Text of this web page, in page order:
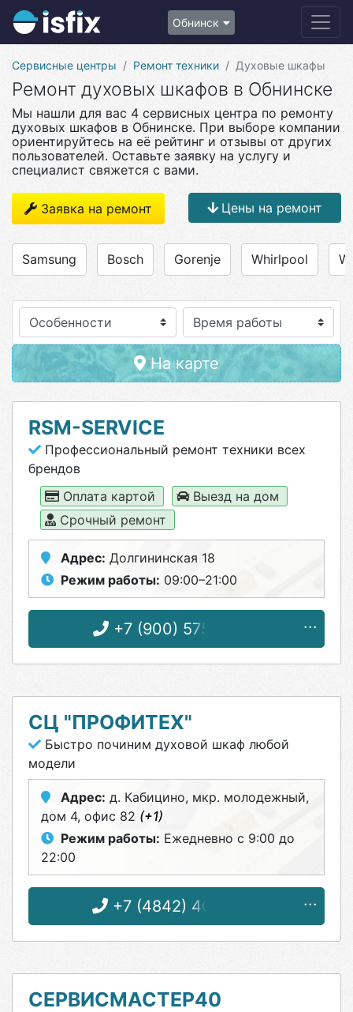
Обнинск
Сервисные центры Ремонт техники Духовые шкафы
Ремонт духовых шкафов в Обнинске
Мы нашли для вас 4 сервисных центра по ремонту
духовых шкафов в Обнинске. При выборе компании
ориентируйтесь на её рейтинг и отзывы от других
пользователей. Оставьте заявку на услугу и
специалист свяжется с вами.
Заявка на ремонт Цены на ремонт
Samsung Bosch Gorenje Whirlpool
Особенности
На карте
RSM-SERVICE
Профессиональный ремонт техники всех
брендов
Оплата картой
Выезд на дом
Срочный ремонт
Адрес: Долгининская 18
Режим работы: 09:00–21:00
+7 (900) 575-55-13
СЦ "ПРОФИТЕХ"
Быстро починим духовой шкаф любой
модели
Адрес: д. Кабицино, мкр. молодежный,
дом 4, офис 82 (+1)
Режим работы: Ежедневно с 9:00 до
22:00
+7 (4842) 40-15-52
СЕРВИСМАСТЕР40